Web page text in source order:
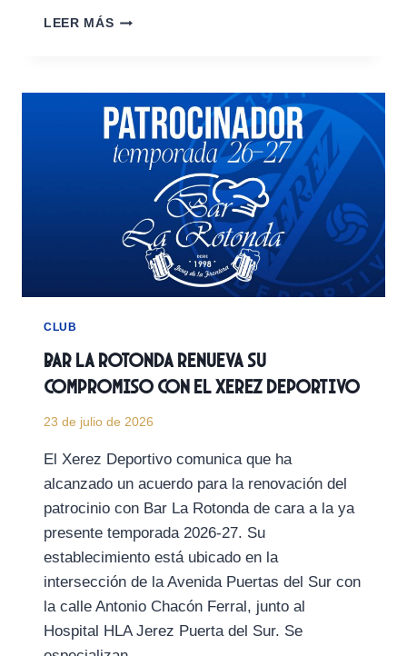
LEER MÁSEIGO
DEL
XEREZ
DEPORTIVO
CLUB
Bar La Rotonda renueva su
compromiso con el Xerez Deportivo
23 de julio de 2026
El Xerez Deportivo comunica que ha
alcanzado un acuerdo para la renovación del
patrocinio con Bar La Rotonda de cara a la ya
presente temporada 2026-27. Su
establecimiento está ubicado en la
intersección de la Avenida Puertas del Sur con
la calle Antonio Chacón Ferral, junto al
Hospital HLA Jerez Puerta del Sur. Se